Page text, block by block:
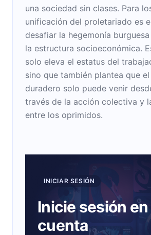
una sociedad sin clases. Para
unificación del proletariado es
desafiar la hegemonía
la estructura socioeconómica.
solo eleva el estatus del
sino que también plantea que
duradero solo puede venir
través de la acción colectiva y
entre los oprimidos.
INICIAR SESIÓN
Inicie sesión
cuenta